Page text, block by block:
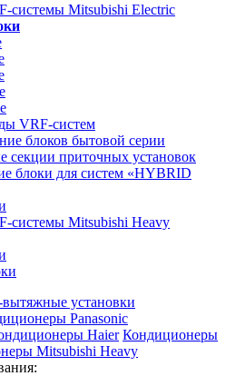
системы Mitsubishi Electric
VRF-систем
блоков бытовой серии
секции приточных установок
блоки для систем «HYBRID
системы Mitsubishi Heavy
установки
Panasonic
Haier Кондиционеры
Mitsubishi Heavy